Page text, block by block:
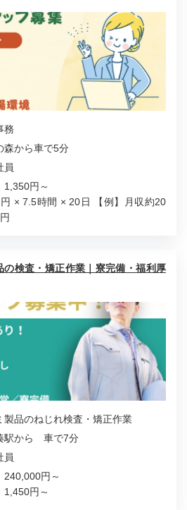
務
森から車で5分
員
1,350円～
× 7.5時間 × 20日 【例】月収約20
検査・矯正作業｜寮完備・福利厚
製品のねじれ検査・矯正作業
駅から 車で7分
員
240,000円～
1,450円～